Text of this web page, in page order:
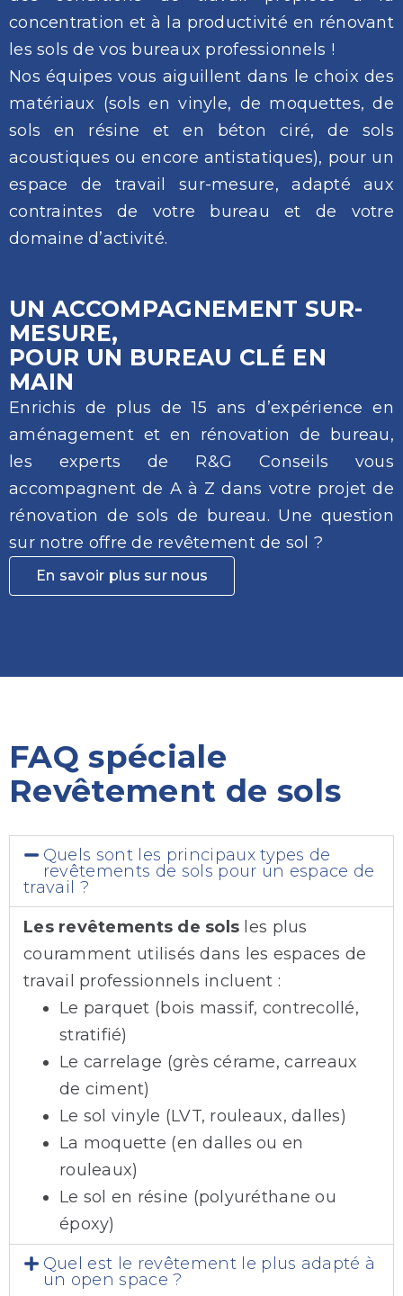
concentration et à la productivité en rénovant
les sols de vos bureaux professionnels !
Nos équipes vous aiguillent dans le choix des
matériaux (sols en vinyle, de moquettes, de
sols en résine et en béton ciré, de sols
acoustiques ou encore antistatiques), pour un
espace de travail sur-mesure, adapté aux
contraintes de votre bureau et de votre
domaine d’activité.
UN ACCOMPAGNEMENT SUR-
MESURE,
POUR UN BUREAU CLÉ EN
MAIN
Enrichis de plus de 15 ans d’expérience en
aménagement et en rénovation de bureau,
les experts de R&G Conseils vous
accompagnent de A à Z dans votre projet de
rénovation de sols de bureau. Une question
sur notre offre de revêtement de sol ?
En savoir plus sur nous
FAQ spéciale
Revêtement de sols
Quels sont les principaux types de
revêtements de sols pour un espace de
travail ?
Les revêtements de sols les plus
couramment utilisés dans les espaces de
travail professionnels incluent :
Le parquet (bois massif, contrecollé,
stratifié)
Le carrelage (grès cérame, carreaux
de ciment)
Le sol vinyle (LVT, rouleaux, dalles)
La moquette (en dalles ou en
rouleaux)
Le sol en résine (polyuréthane ou
époxy)
Quel est le revêtement le plus adapté à
un open space ?